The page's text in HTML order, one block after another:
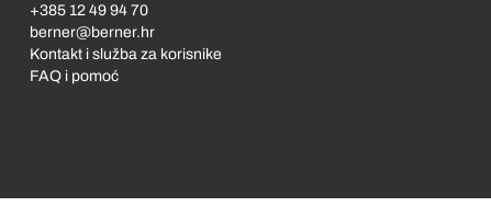
+385 12 49 94 70
berner@berner.hr
Kontakt i služba za korisnike
FAQ i pomoć